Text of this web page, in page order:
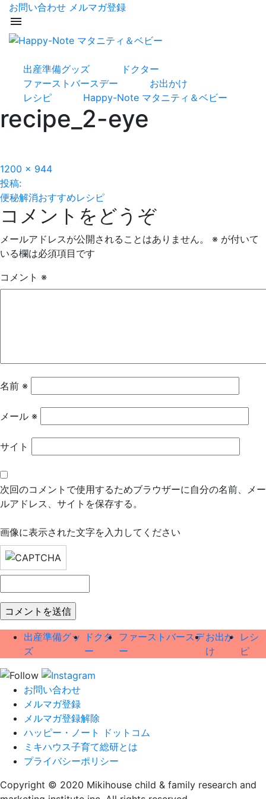
お問い合わせ メルマガ登録
menu
出産準備グッズ
ドクター
ファーストバースデー
お出かけ
レシピ
Happy-Note マタニティ＆ベビー
recipe_2-eye
フ
ル
サ
イ
ズ
1200 × 944
投
稿
ナ
ビ
ゲ
ン
投稿:
便秘解消おすすめレシピ
コメントをどうぞ
メールアドレスが公開されることはありません。 ※ が付いて
いる欄は必須項目です
コメント ※
名前 ※
メール ※
サイト
次回のコメントで使用するためブラウザーに自分の名前、メー
ルアドレス、サイトを保存する。
画像に表示された文字を入力してください
出産準備グッ
ズ
ドクタ
ー
ファーストバースデ
ー
お出か
け
レシ
ピ
お問い合わせ
メルマガ登録
メルマガ登録解除
ハッピー・ノート ドットコム
ミキハウス子育て総研とは
プライバシーポリシー
Copyright © 2020 Mikihouse child & family research and